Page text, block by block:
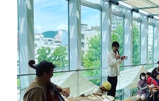
テーマ
ライブ・スケジュール
作品